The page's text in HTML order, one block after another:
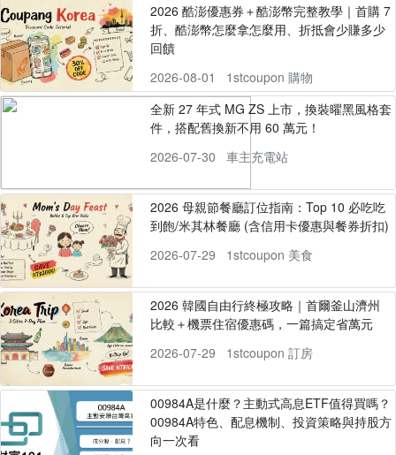
2026 酷澎優惠券＋酷澎幣完整教學｜首購 7
折、酷澎幣怎麼拿怎麼用、折抵會少賺多少
回饋
2026-08-01
1stcoupon 購物
全新 27 年式 MG ZS 上市，換裝曜黑風格套
件，搭配舊換新不用 60 萬元！
2026-07-30
車主充電站
2026 母親節餐廳訂位指南：Top 10 必吃吃
到飽/米其林餐廳 (含信用卡優惠與餐券折扣)
2026-07-29
1stcoupon 美食
2026 韓國自由行終極攻略｜首爾釜山濟州
比較＋機票住宿優惠碼，一篇搞定省萬元
2026-07-29
1stcoupon 訂房
00984A是什麼？主動式高息ETF值得買嗎？
00984A特色、配息機制、投資策略與持股方
向一次看